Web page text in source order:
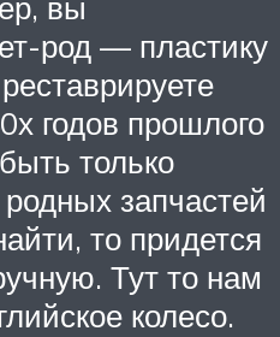
род — пластику
годов прошлого
только
запчастей
то придется
Тут то нам
колесо.